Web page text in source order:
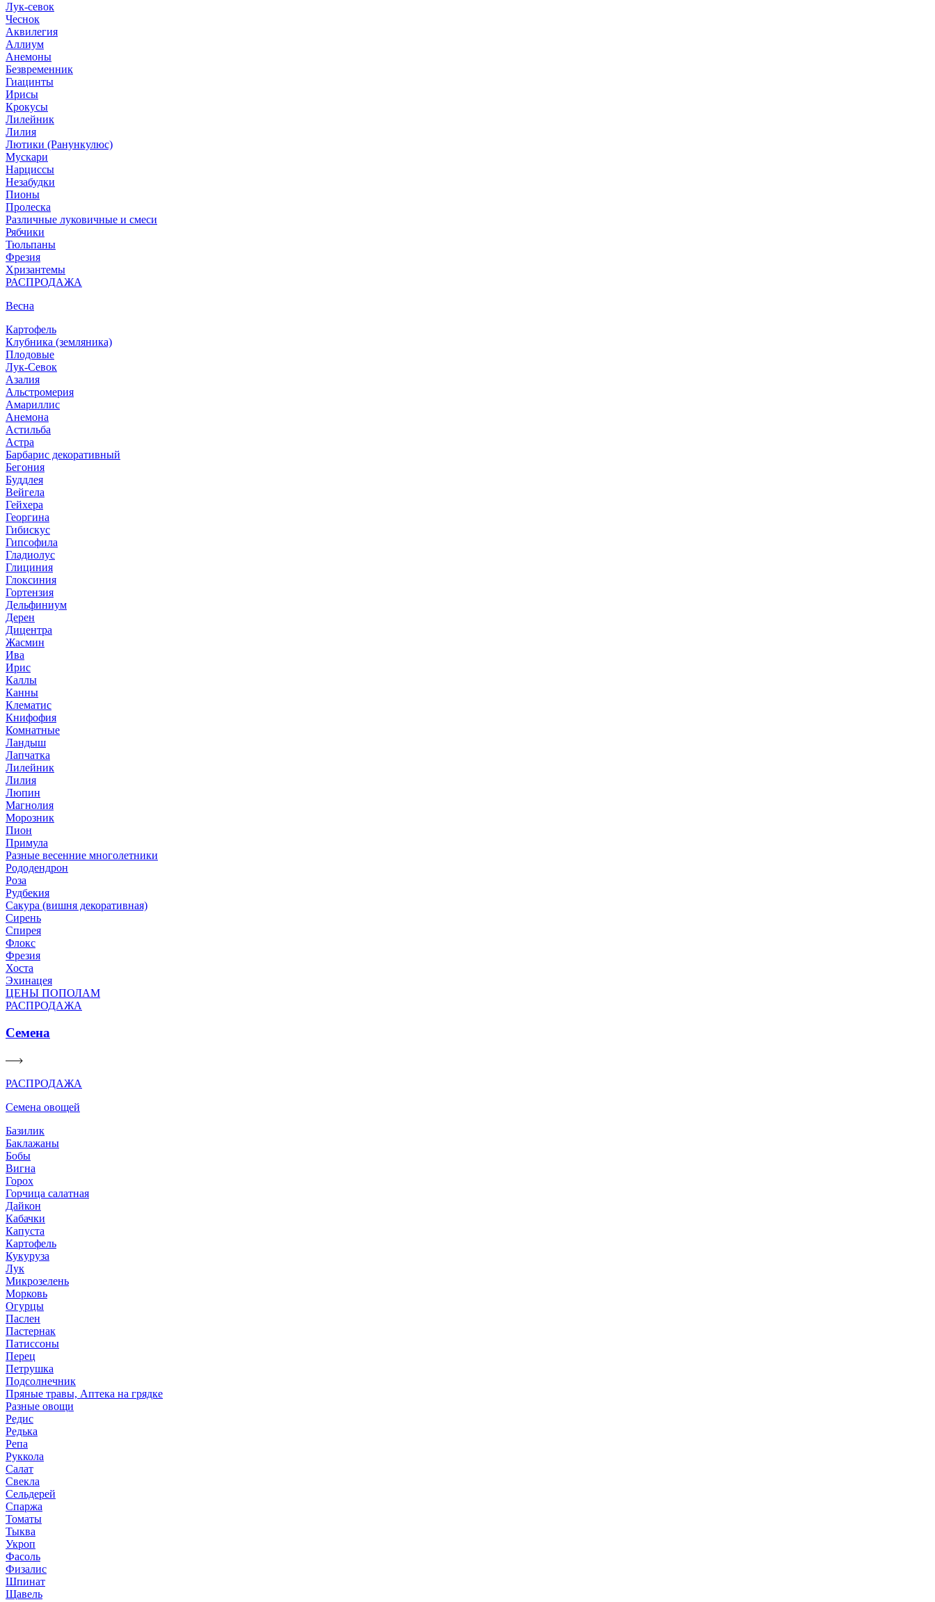
Лук-севок
Чеснок
Аквилегия
Аллиум
Анемоны
Безвременник
Гиацинты
Ирисы
Крокусы
Лилейник
Лилия
Лютики (Ранункулюс)
Мускари
Нарцисcы
Незабудки
Пионы
Пролеска
Различные луковичные и смеси
Рябчики
Тюльпаны
Фрезия
Хризантемы
РАСПРОДАЖА
Весна
Картофель
Клубника (земляника)
Плодовые
Лук-Севок
Азалия
Альстромерия
Амариллис
Анемона
Астильба
Астра
Барбарис декоративный
Бегония
Буддлея
Вейгела
Гейхера
Георгина
Гибискус
Гипсофила
Гладиолус
Глициния
Глоксиния
Гортензия
Дельфиниум
Дерен
Дицентра
Жасмин
Ива
Ирис
Каллы
Канны
Клематис
Книфофия
Комнатные
Ландыш
Лапчатка
Лилейник
Лилия
Люпин
Магнолия
Морозник
Пион
Примула
Разные весенние многолетники
Рододендрон
Роза
Рудбекия
Сакура (вишня декоративная)
Сирень
Спирея
Флокс
Фрезия
Хоста
Эхинацея
ЦЕНЫ ПОПОЛАМ
РАСПРОДАЖА
Семена
РАСПРОДАЖА
Семена овощей
Базилик
Баклажаны
Бобы
Вигна
Горох
Горчица салатная
Дайкон
Кабачки
Капуста
Картофель
Кукуруза
Лук
Микрозелень
Морковь
Огурцы
Паслен
Пастернак
Патиссоны
Перец
Петрушка
Подсолнечник
Пряные травы, Аптека на грядке
Разные овощи
Редис
Редька
Репа
Руккола
Салат
Свекла
Сельдерей
Спаржа
Томаты
Тыква
Укроп
Фасоль
Физалис
Шпинат
Щавель